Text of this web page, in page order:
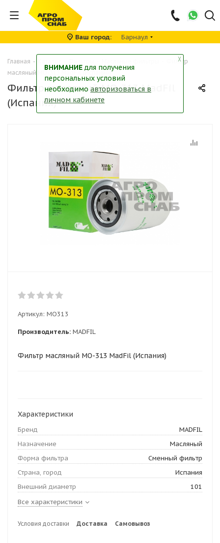
Ваш город Барнаул
Главная -
Фильтр
масляный MO-313 MadFil (Испания)
Фильтр масляный MO-313 MadFil
(Испания)
Артикул: MO313
Производитель: MADFIL
Фильтр масляный MO-313 MadFil (Испания)
Характеристики
Бренд
MADFIL
Назначение
Масляный
Форма фильтра
Сменный фильтр
Страна, город
Испания
Внешний диаметр
101
Все характеристики
Условия доставки Доставка Самовывоз
╳
ВНИМАНИЕ для получения
персональных условий
необходимо авторизоваться в
личном кабинете